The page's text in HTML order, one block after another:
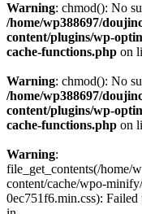
Warning: chmod(): No
/home/wp388697/
content/plugins/wp-
cache-functions.php on
Warning: chmod(): No
/home/wp388697/
content/plugins/wp-
cache-functions.php on
Warning:
file_get_contents(/home/
content/cache/wpo-
0ec751f6.min.css):